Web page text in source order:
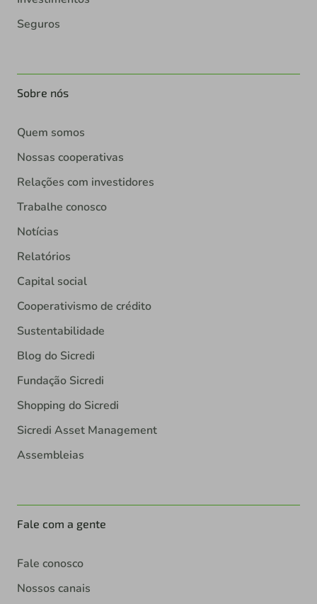
Seguros
Sobre nós
Quem somos
Nossas cooperativas
Relações com investidores
Trabalhe conosco
Notícias
Relatórios
Capital social
Cooperativismo de crédito
Sustentabilidade
Blog do Sicredi
Fundação Sicredi
Shopping do Sicredi
Sicredi Asset Management
Assembleias
Fale com a gente
Fale conosco
Nossos canais